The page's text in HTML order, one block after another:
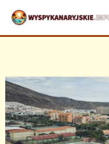
Przejdź
treści